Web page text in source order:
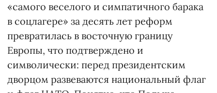
«самого веселого и симпатичного барака
в соцлагере» за десять лет реформ
превратилась в восточную границу
Европы, что подтверждено и
символически: перед президентским
дворцом развеваются национальный флаг